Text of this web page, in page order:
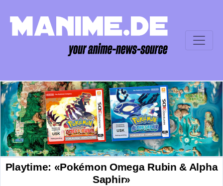
Playtime: «Pokémon Omega Rubin & Alpha
Saphir»